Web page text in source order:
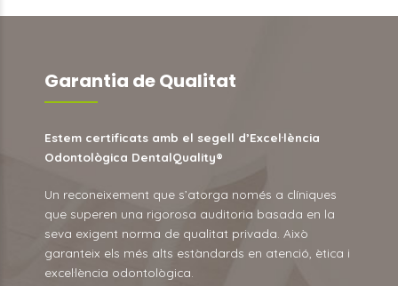
Garantia de Qualitat
Estem certificats amb el segell d’Excel·lència
Odontològica DentalQuality®
Un reconeixement que s’atorga només a clíniques
que superen una rigorosa auditoria basada en la
seva exigent norma de qualitat privada. Això
garanteix els més alts estàndards en atenció, ètica i
excel·lència odontològica.